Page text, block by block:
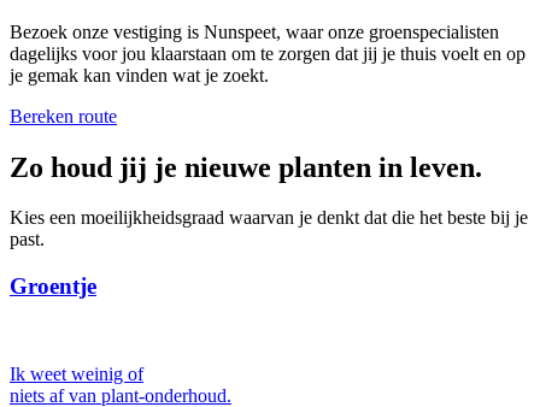
Bezoek onze vestiging is Nunspeet, waar onze groenspecialisten
dagelijks voor jou klaarstaan om te zorgen dat jij je thuis voelt en op
je gemak kan vinden wat je zoekt.
Bereken route
Zo houd jij je nieuwe planten in leven.
Kies een moeilijkheidsgraad waarvan je denkt dat die het beste bij je
past.
Groentje
Ik weet weinig of
niets af van plant-onderhoud.